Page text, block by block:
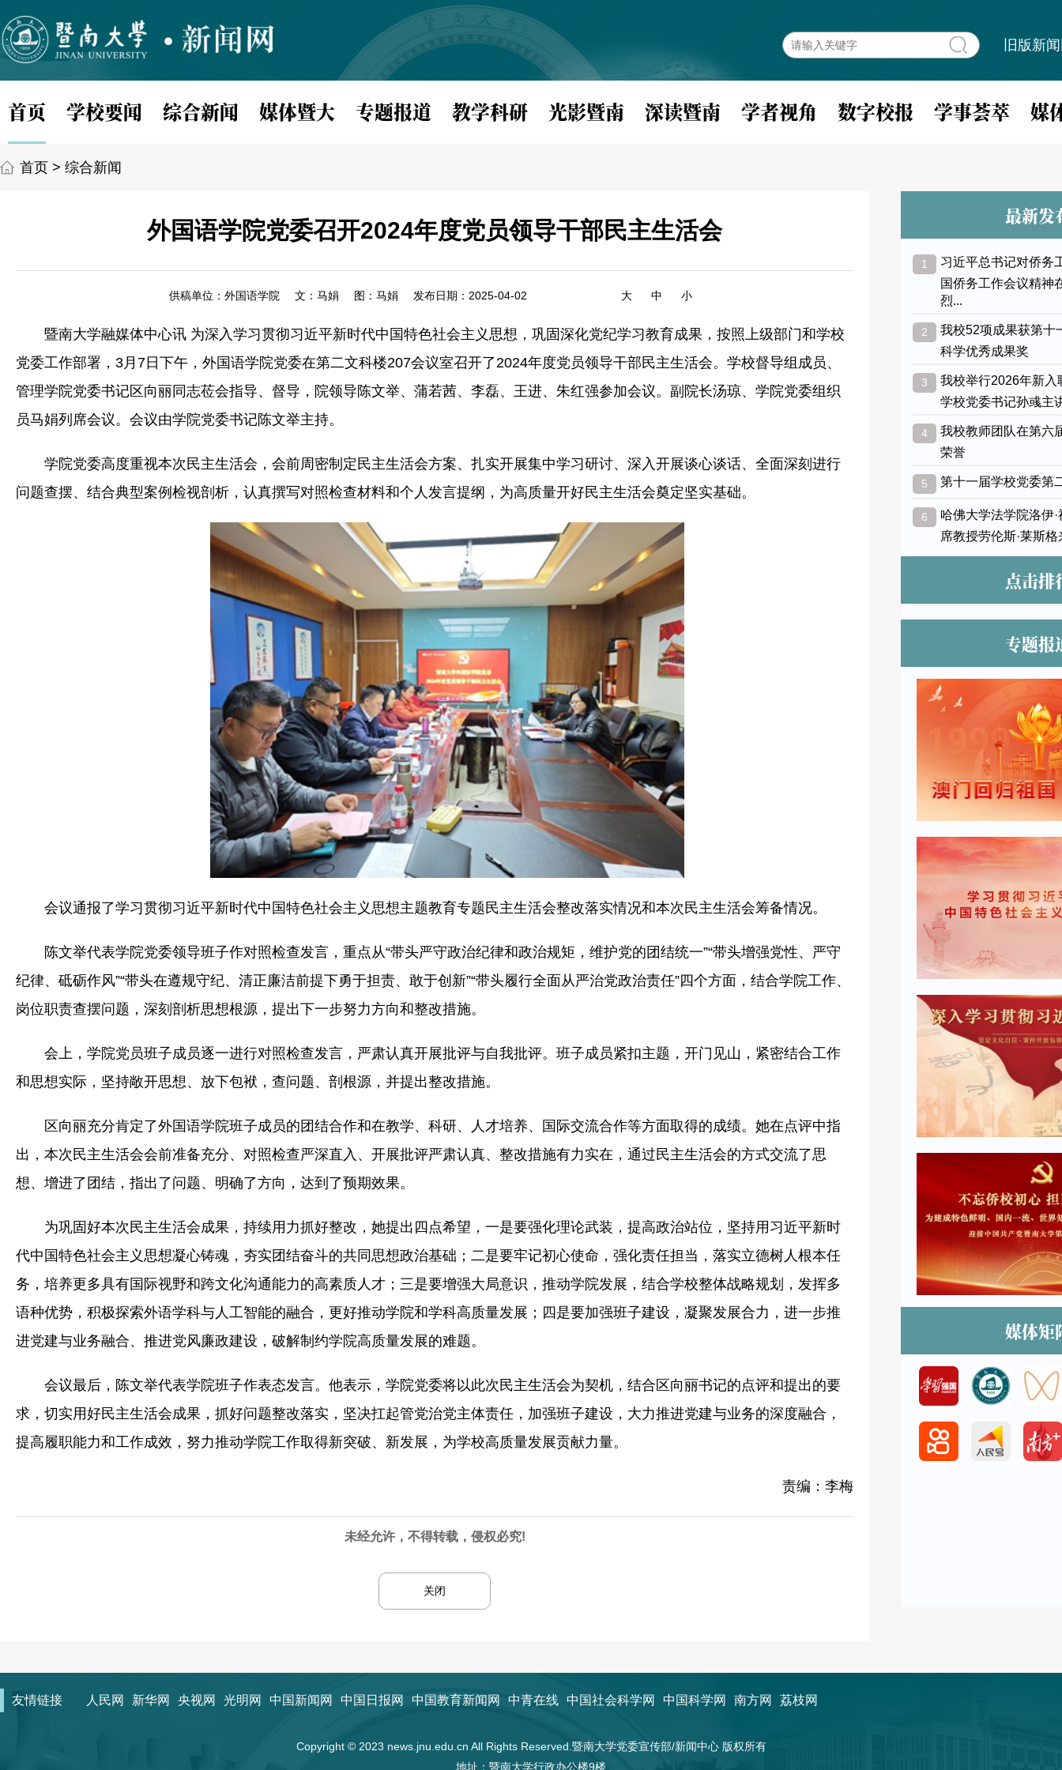
旧版新
首页 学校要闻 综合新闻 媒体暨大 专题报道 教学科研 光影暨南 深读暨南 学者视角 数字校报 学事荟萃 媒
首页 > 综合新闻
外国语学院党委召开2024年度党员领导干部民主生活会
供稿单位：外国语学院 文：马娟 图：马娟 发布日期：2025-04-02 大 中 小
暨南大学融媒体中心讯 为深入学习贯彻习近平新时代中国特色社会主义思想，巩固深化党纪学习教育成果，按照上级部门和学校
党委工作部署，3月7日下午，外国语学院党委在第二文科楼207会议室召开了2024年度党员领导干部民主生活会。学校督导组成员、
管理学院党委书记区向丽同志莅会指导、督导，院领导陈文举、蒲若茜、 李磊、王进、朱红强参加会议。副院长汤琼、学院党委组织
员马娟列席会议。会议由学院党委书记陈文举主持。
学院党委高度重视本次民主生活会，会前周密制定民主生活会方案、扎实开展集中学习研讨、深入开展谈心谈话、全面深刻进行
问题查摆、结合典型案例检视剖析，认真撰写对照检查材料和个人发言提纲，为高质量开好民主生活会奠定坚实基础。
会议通报了学习贯彻习近平新时代中国特色社会主义思想主题教育专题民主生活会整改落实情况和本次民主生活会筹备情况。
陈文举代表学院党委领导班子作对照检查发言，重点从“带头严守政治纪律和政治规矩，维护党的团结统一”“带头增强党性、严守
纪律、砥砺作风”“带头在遵规守纪、清正廉洁前提下勇于担责、敢于创新”“带头履行全面从严治党政治责任”四个方面，结合学院工作、
岗位职责查摆问题，深刻剖析思想根源，提出下一步努力方向和整改措施。
会上，学院党员班子成员逐一进行对照检查发言，严肃认真开展批评与自我批评。班子成员紧扣主题，开门见山，紧密结合工作
和思想实际，坚持敞开思想、放下包袱，查问题、剖根源，并提出整改措施。
区向丽充分肯定了外国语学院班子成员的团结合作和在教学、科研、人才培养、国际交流合作等方面取得的成绩。她在点评中指
出，本次民主生活会会前准备充分、对照检查严深直入、开展批评严肃认真、整改措施有力实在，通过民主生活会的方式交流了思
想、增进了团结，指出了问题、明确了方向，达到了预期效果。
为巩固好本次民主生活会成果，持续用力抓好整改，她提出四点希望，一是要强化理论武装，提高政治站位，坚持用习近平新时
代中国特色社会主义思想凝心铸魂，夯实团结奋斗的共同思想政治基础；二是要牢记初心使命，强化责任担当，落实立德树人根本任
务，培养更多具有国际视野和跨文化沟通能力的高素质人才；三是要增强大局意识，推动学院发展，结合学校整体战略规划，发挥多
语种优势，积极探索外语学科与人工智能的融合，更好推动学院和学科高质量发展；四是要加强班子建设，凝聚发展合力，进一步推
进党建与业务融合、推进党风廉政建设，破解制约学院高质量发展的难题。
会议最后，陈文举代表学院班子作表态发言。他表示，学院党委将以此次民主生活会为契机，结合区向丽书记的点评和提出的要
求，切实用好民主生活会成果，抓好问题整改落实，坚决扛起管党治党主体责任，加强班子建设，大力推进党建与业务的深度融合，
提高履职能力和工作成效，努力推动学院工作取得新突破、新发展，为学校高质量发展贡献力量。
责编：李梅
未经允许，不得转载，侵权必究!
关闭
最新发
1 习近平总书记对侨务
国侨务工作会议精神
烈...
2 我校52项成果获第十
科学优秀成果奖
3 我校举行2026年新入
学校党委书记孙彧主
4 我校教师团队在第六
荣誉
5 第十一届学校党委第
6 哈佛大学法学院洛伊
席教授劳伦斯·莱斯
点击排
专题报
媒体矩
友情链接 人民网 新华网 央视网 光明网 中国新闻网 中国日报网 中国教育新闻网 中青在线 中国社会科学网 中国科学网 南方网 荔枝网
Copyright © 2023 news.jnu.edu.cn All Rights Reserved.暨南大学党委宣传部/新闻中心 版权所有
地址：暨南大学行政办公楼9楼